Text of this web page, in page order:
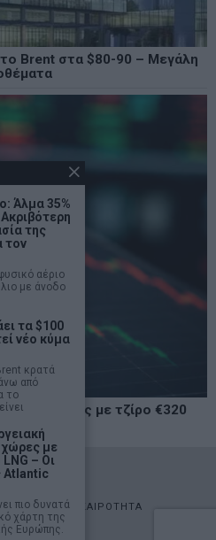
Brent στα $80-90 – Μεγάλη
πτώσης με τζίρο €320
Reserved
ΑΓΟΡΕΣ
ΕΠΙΚΑΙΡΟΤΗΤΑ
Άλμα 35%
της
τον
αέριο
με άνοδο
τα $100
νέο κύμα
κρατά
από
το
χώρες με
– Οι
Atlantic
πιο δυνατά
χάρτη της
Ευρώπης.